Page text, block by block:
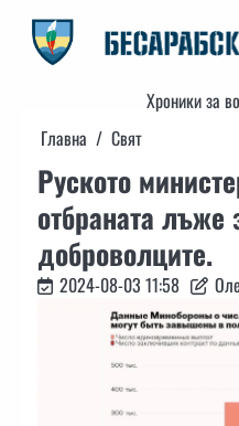
content
Хроники за
Главна
Свят
Руското
отбраната лъже
доброволците.
2024-08-03 11:58